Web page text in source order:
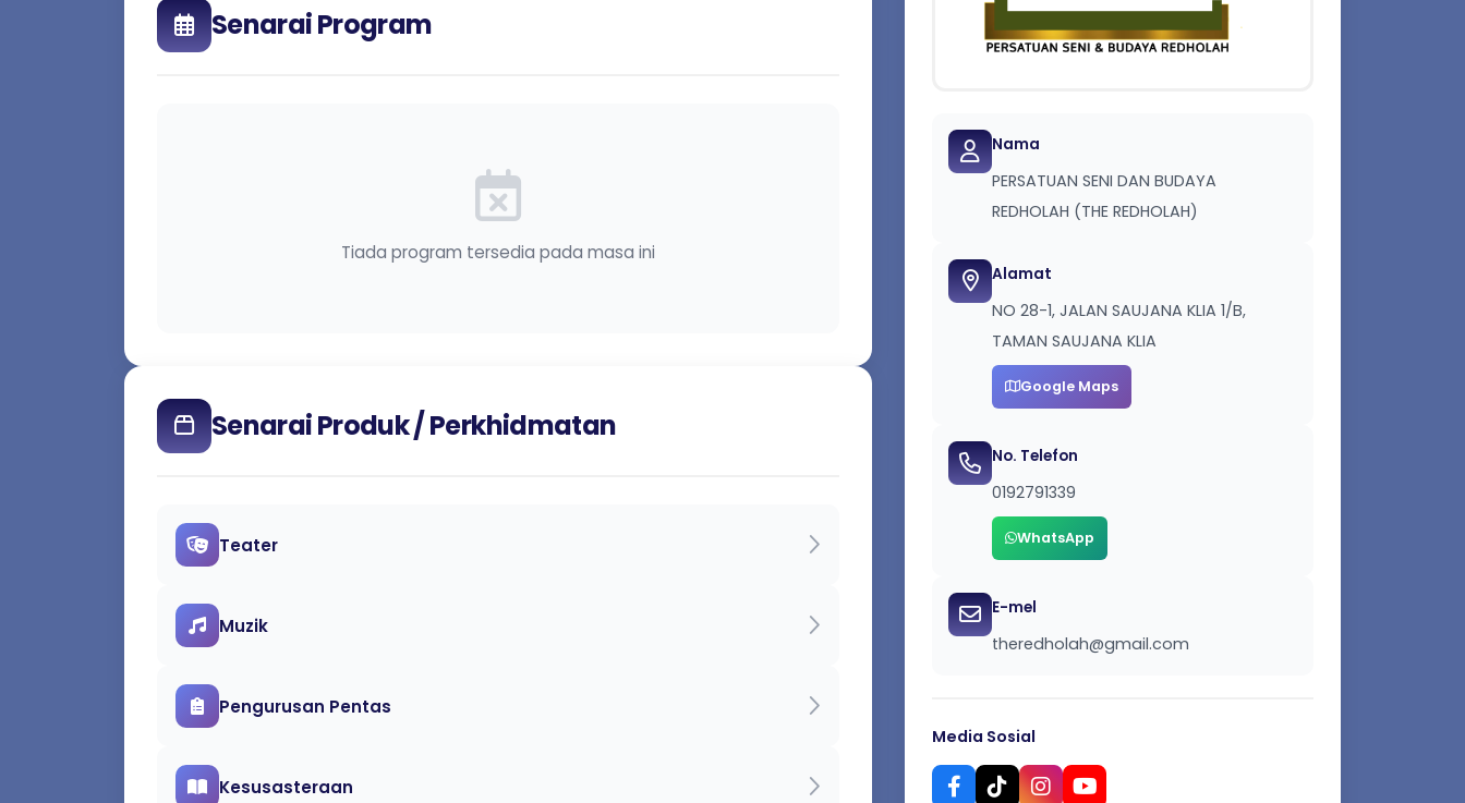
Senarai Program
Tiada program tersedia pada masa ini
Senarai Produk / Perkhidmatan
Teater
Muzik
Pengurusan Pentas
Kesusasteraan
Nama
PERSATUAN SENI DAN BUDAYA
REDHOLAH (THE REDHOLAH)
Alamat
NO 28-1, JALAN SAUJANA KLIA 1/B,
TAMAN SAUJANA KLIA
Google Maps
No. Telefon
0192791339
WhatsApp
E-mel
theredholah@gmail.com
Media Sosial